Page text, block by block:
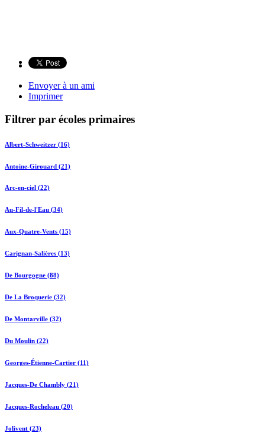
Envoyer à un ami
Imprimer
Filtrer par écoles primaires
Albert-Schweitzer (16)
Antoine-Girouard (21)
Arc-en-ciel (22)
Au-Fil-de-l'Eau (34)
Aux-Quatre-Vents (15)
Carignan-Salières (13)
De Bourgogne (88)
De La Broquerie (32)
De Montarville (32)
Du Moulin (22)
Georges-Étienne-Cartier (11)
Jacques-De Chambly (21)
Jacques-Rocheleau (20)
Jolivent (23)